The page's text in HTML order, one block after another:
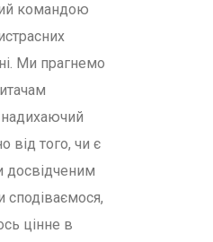
командою
Ми прагнемо
від того, чи є
досвідченим
сподіваємося,
цінне в